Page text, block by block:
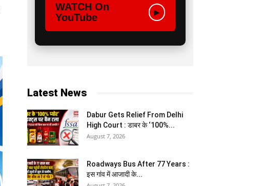
WATCH On
YouTube
▶
Latest News
Dabur Gets Relief From Delhi
High Court : डाबर के ‘100%...
August 7, 2026
Roadways Bus After 77 Years :
इस गांव में आजादी के...